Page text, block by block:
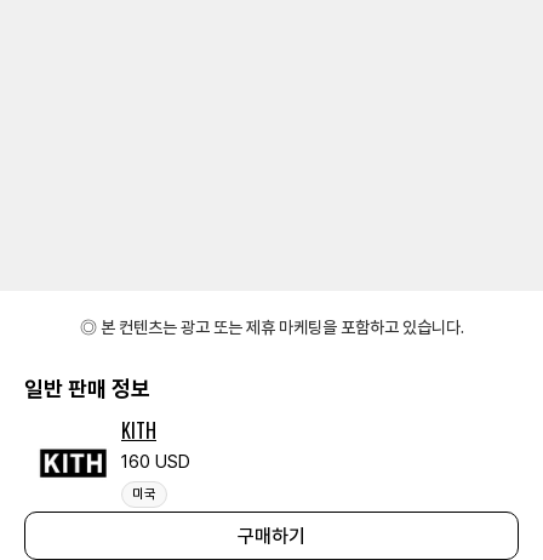
◎ 본 컨텐츠는 광고 또는 제휴 마케팅을 포함하고 있습니다.
일반 판매 정보
KITH
160 USD
미국
구매하기